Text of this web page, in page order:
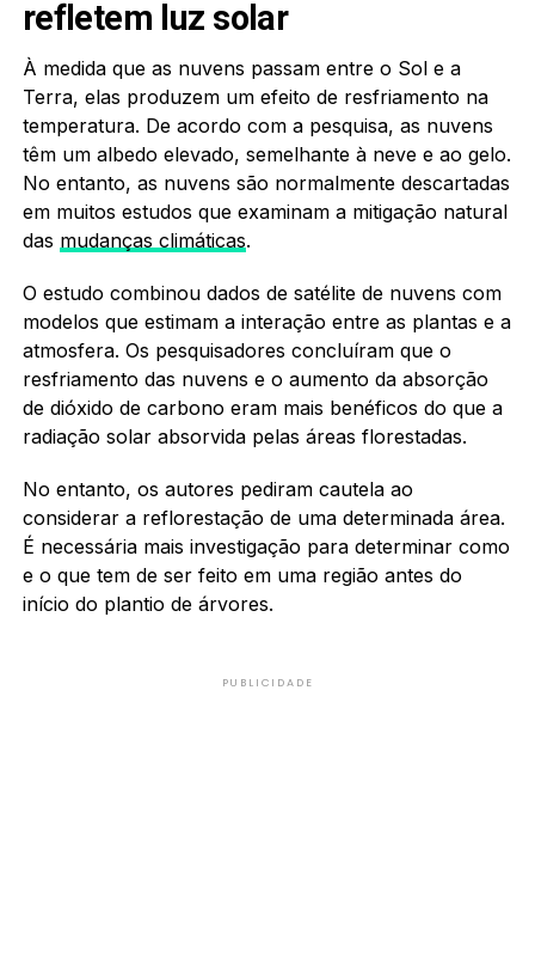
refletem luz solar
À medida que as nuvens passam entre o Sol e a
Terra, elas produzem um efeito de resfriamento na
temperatura. De acordo com a pesquisa, as nuvens
têm um albedo elevado, semelhante à neve e ao gelo.
No entanto, as nuvens são normalmente descartadas
em muitos estudos que examinam a mitigação natural
das mudanças climáticas.
O estudo combinou dados de satélite de nuvens com
modelos que estimam a interação entre as plantas e a
atmosfera. Os pesquisadores concluíram que o
resfriamento das nuvens e o aumento da absorção
de dióxido de carbono eram mais benéficos do que a
radiação solar absorvida pelas áreas florestadas.
No entanto, os autores pediram cautela ao
considerar a reflorestação de uma determinada área.
É necessária mais investigação para determinar como
e o que tem de ser feito em uma região antes do
início do plantio de árvores.
PUBLICIDADE